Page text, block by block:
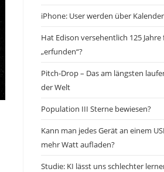
iPhone: User werden über
Hat Edison versehentlich 125
„erfunden“?
Pitch-Drop – Das am längsten
der Welt
Population III Sterne bewiesen?
Kann man jedes Gerät an einem
mehr Watt aufladen?
Studie: KI lässt uns schlechter